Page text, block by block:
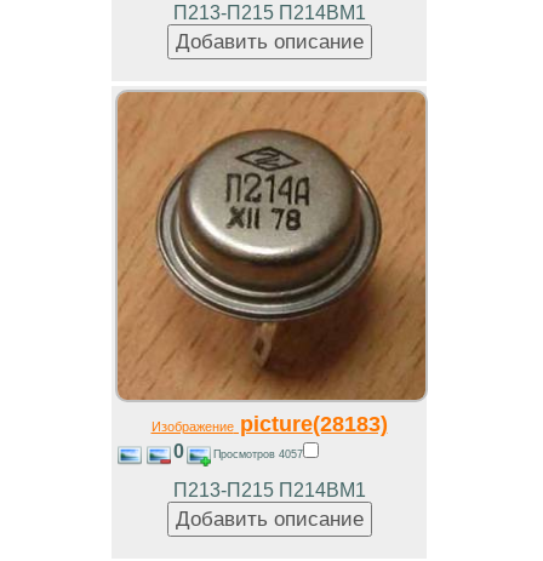
П213-П215 П214ВМ1
Изображениеpicture(28183)
0 Просмотров 4057
П213-П215 П214ВМ1